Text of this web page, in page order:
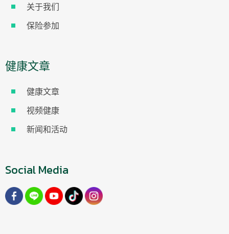
关于我们
保险参加
健康文章
健康文章
视频健康
新闻和活动
Social Media